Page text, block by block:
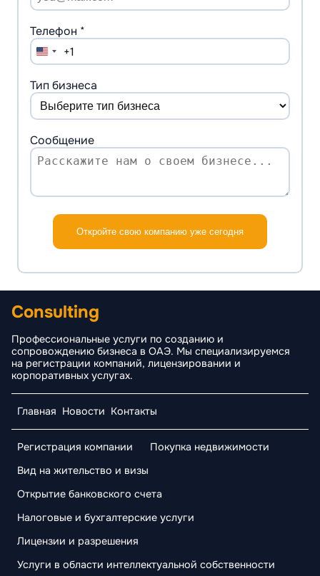
Телефон *
United
States
+1
+1
Тип бизнеса
Сообщение
Откройте свою компанию уже сегодня
Consulting
Профессиональные услуги по созданию и
сопровождению бизнеса в ОАЭ. Мы специализируемся
на регистрации компаний, лицензировании и
корпоративных услугах.
Главная Новости Контакты
Регистрация компании
Покупка недвижимости
Вид на жительство и визы
Открытие банковского счета
Налоговые и бухгалтерские услуги
Лицензии и разрешения
Услуги в области интеллектуальной собственности